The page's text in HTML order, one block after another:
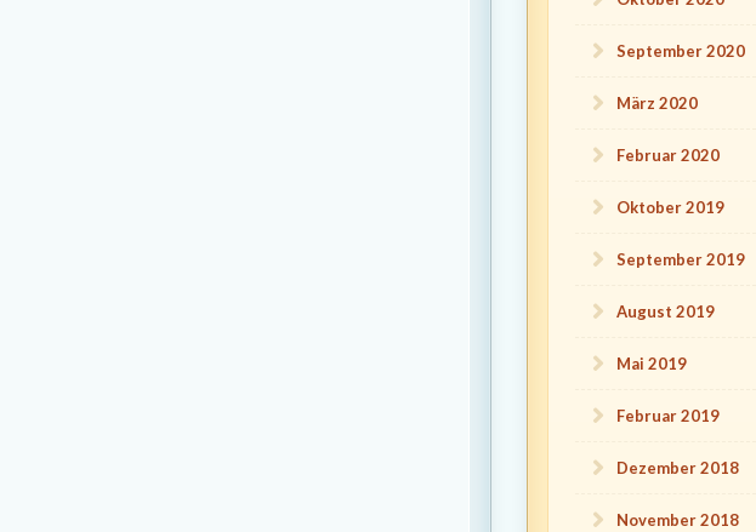
September 2020
März 2020
Februar 2020
Oktober 2019
September 2019
August 2019
Mai 2019
Februar 2019
Dezember 2018
November 2018